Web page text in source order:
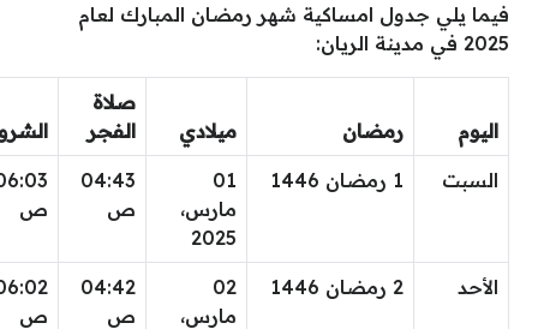
فيما يلي جدول امساكية شهر رمضان المبارك لعام
2025 في مدينة الريان:
اليوم رمضان ميلادي
صلاة
الفجر
السبت 1 رمضان 1446
01
مارس،
2025
04:43
ص
ص
الأحد 2 رمضان 1446
02
مارس،
04:42
ص
ص